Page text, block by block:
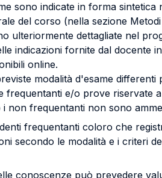
sono indicate in forma sintetica
del corso (nella sezione
ulteriormente dettagliate nel
indicazioni fornite dal docente
online.
modalità d'esame differenti
frequentanti e/o prove riservate
non frequentanti non sono
frequentanti coloro che
secondo le modalità e i criteri
conoscenze può prevedere